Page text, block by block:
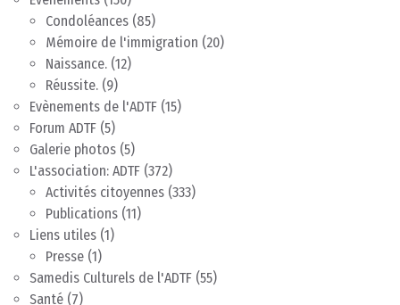
Condoléances (85)
Mémoire de l'immigration (20)
Naissance. (12)
Réussite. (9)
Evènements de l'ADTF (15)
Forum ADTF (5)
Galerie photos (5)
L'association: ADTF (372)
Activités citoyennes (333)
Publications (11)
Liens utiles (1)
Presse (1)
Samedis Culturels de l'ADTF (55)
Santé (7)